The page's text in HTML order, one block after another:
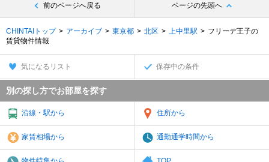
前のページへ戻る ページの先頭へ
CHINTAIトップ アーカイブ 東京都 北区 上中里駅
フリーデ王子の
賃貸物件情報
気になるリスト 保存中の条件
別の探し方でお部屋を探す
沿線・駅から 住所から
家賃相場から 通勤通学時間から